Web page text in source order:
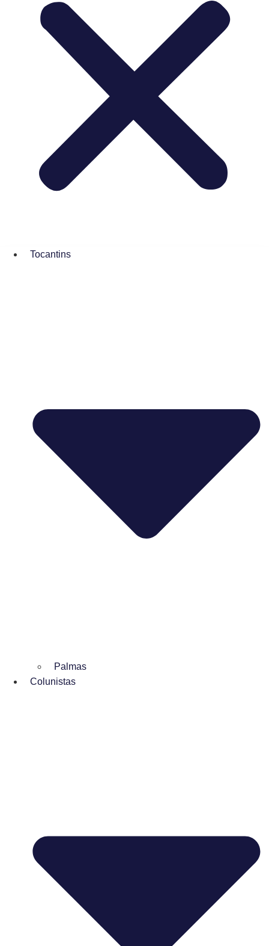
Tocantins
Palmas
Colunistas